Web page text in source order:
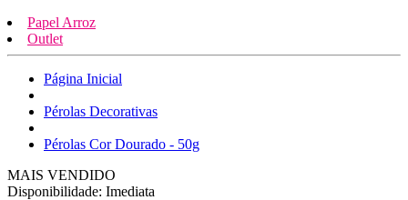
Papel Arroz
Outlet
Página Inicial
Pérolas Decorativas
Pérolas Cor Dourado - 50g
MAIS VENDIDO
Disponibilidade: Imediata